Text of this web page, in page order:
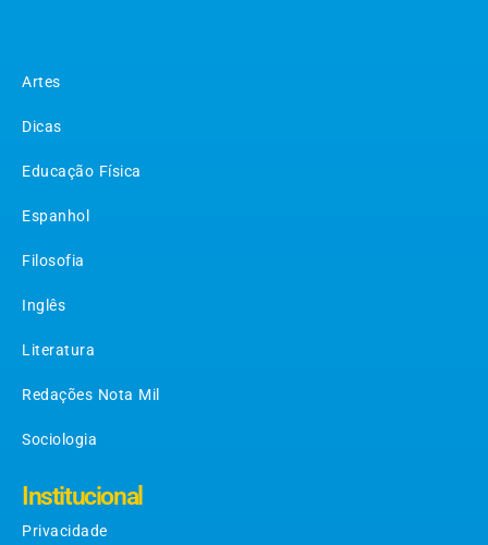
Artes
Dicas
Educação Física
Espanhol
Filosofia
Inglês
Literatura
Redações Nota Mil
Sociologia
Institucional
Privacidade